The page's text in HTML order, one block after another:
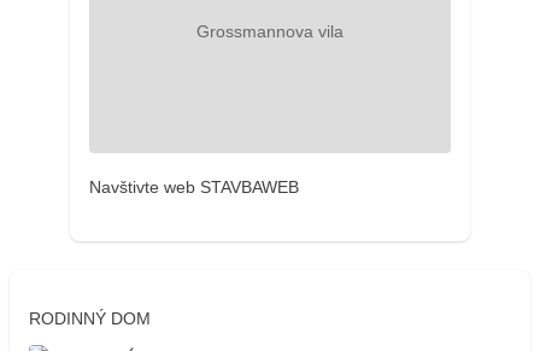
Navštivte web STAVBAWEB
RODINNÝ DOM